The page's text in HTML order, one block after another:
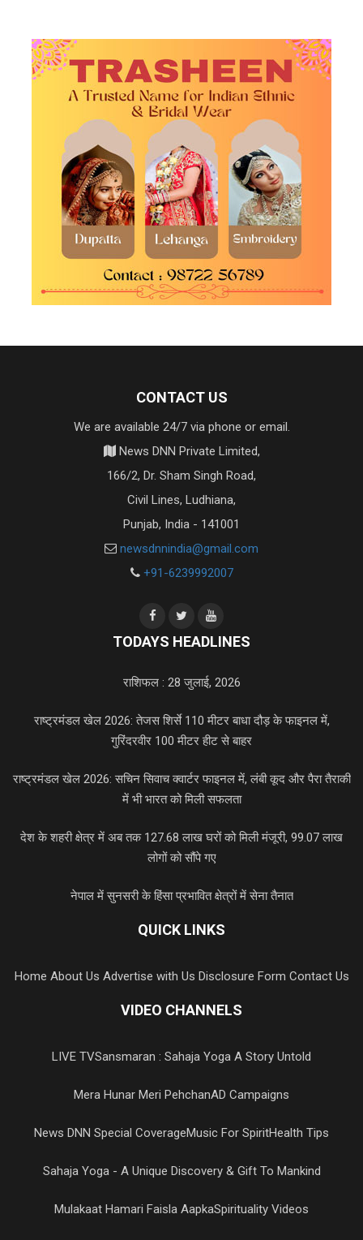
CONTACT US
We are available 24/7 via phone or email.
News DNN Private Limited,
166/2, Dr. Sham Singh Road,
Civil Lines, Ludhiana,
Punjab, India - 141001
newsdnnindia@gmail.com
+91-6239992007
TODAYS HEADLINES
राशिफल : 28 जुलाई, 2026
राष्ट्रमंडल खेल 2026: तेजस शिर्से 110 मीटर बाधा दौड़ के फाइनल में,
गुरिंदरवीर 100 मीटर हीट से बाहर
राष्ट्रमंडल खेल 2026: सचिन सिवाच क्वार्टर फाइनल में, लंबी कूद और पैरा तैराकी
में भी भारत को मिली सफलता
देश के शहरी क्षेत्र में अब तक 127.68 लाख घरों को मिली मंजूरी, 99.07 लाख
लोगों को सौंपे गए
नेपाल में सुनसरी के हिंसा प्रभावित क्षेत्रों में सेना तैनात
QUICK LINKS
Home About Us Advertise with Us Disclosure Form Contact Us
VIDEO CHANNELS
LIVE TVSansmaran : Sahaja Yoga A Story Untold
Mera Hunar Meri PehchanAD Campaigns
News DNN Special CoverageMusic For SpiritHealth Tips
Sahaja Yoga - A Unique Discovery & Gift To Mankind
Mulakaat Hamari Faisla AapkaSpirituality Videos